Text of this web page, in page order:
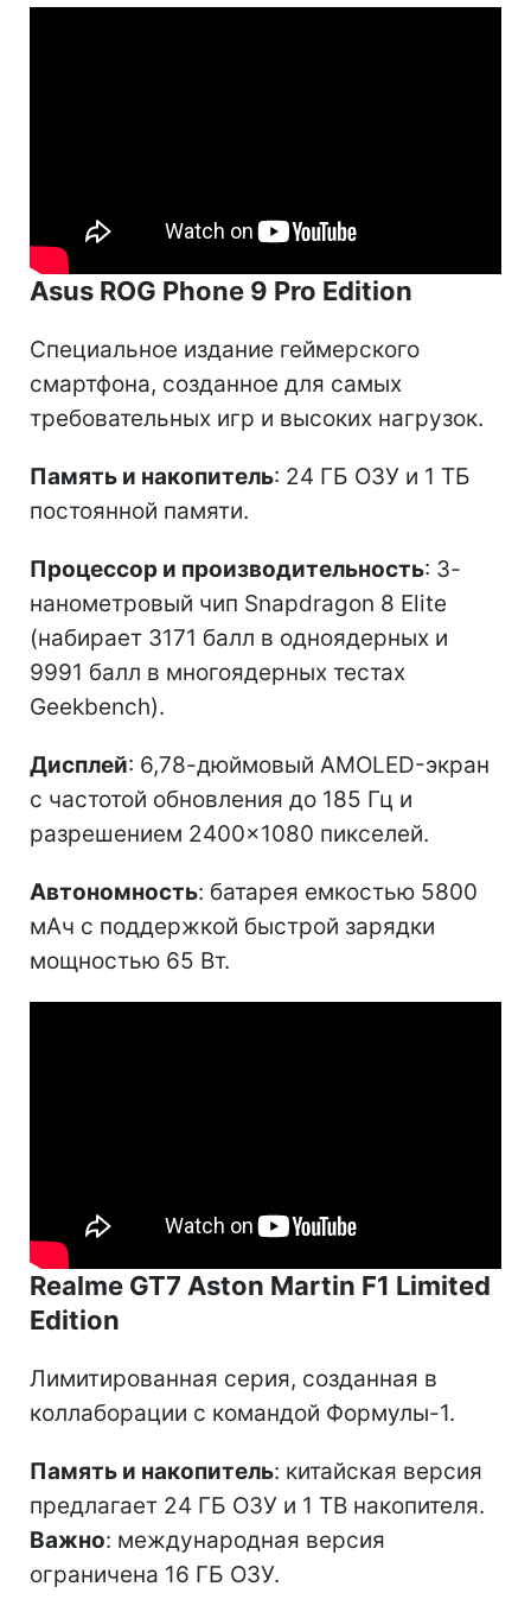
Asus ROG Phone 9 Pro Edition
Специальное издание геймерского
смартфона, созданное для самых
требовательных игр и высоких нагрузок.
Память и накопитель: 24 ГБ ОЗУ и 1 ТБ
постоянной памяти.
Процессор и производительность: 3-
нанометровый чип Snapdragon 8 Elite
(набирает 3171 балл в одноядерных и
9991 балл в многоядерных тестах
Geekbench).
Дисплей: 6,78-дюймовый AMOLED-экран
с частотой обновления до 185 Гц и
разрешением 2400×1080 пикселей.
Автономность: батарея емкостью 5800
мАч с поддержкой быстрой зарядки
мощностью 65 Вт.
Realme GT7 Aston Martin F1 Limited
Edition
Лимитированная серия, созданная в
коллаборации с командой Формулы-1.
Память и накопитель: китайская версия
предлагает 24 ГБ ОЗУ и 1 ТВ накопителя.
Важно: международная версия
ограничена 16 ГБ ОЗУ.